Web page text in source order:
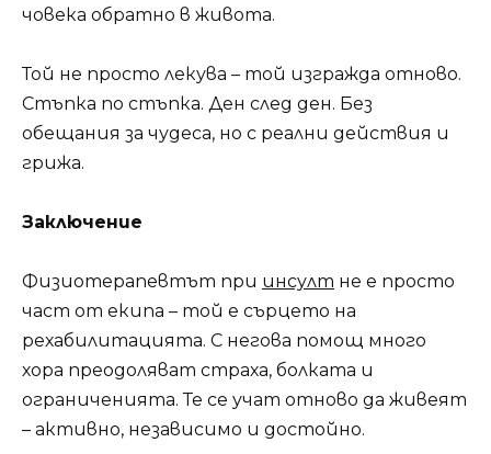
човека обратно в живота.
Той не просто лекува – той изгражда отново.
Стъпка по стъпка. Ден след ден. Без
обещания за чудеса, но с реални действия и
грижа.
Заключение
Физиотерапевтът при инсулт не е просто
част от екипа – той е сърцето на
рехабилитацията. С негова помощ много
хора преодоляват страха, болката и
ограниченията. Те се учат отново да живеят
– активно, независимо и достойно.